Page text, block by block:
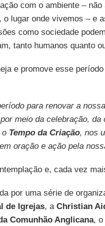
com o ambiente – não
o lugar onde vivemos – e
como sociedade
tanto humanos quanto
e promove esse
para renovar a
meio da celebração, da
o Tempo da Criação, nos
oração e ação pela
e, cada vez
por uma série de
de Igrejas, a Christian
Comunhão Anglicana, o